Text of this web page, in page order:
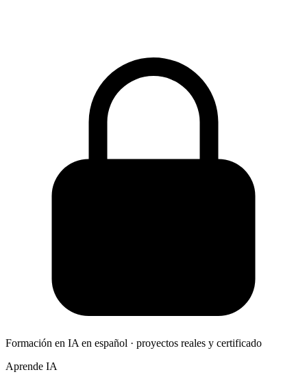
Formación en IA en español · proyectos reales y certificado
Aprende IA